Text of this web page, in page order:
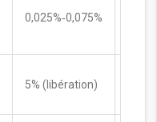
0,025%‑0,075%
5% (libération)